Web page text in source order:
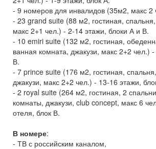
- 9 номеров для инвалидов (35м2, макс 2
- 23 grand suite (88 м2, гостиная,
макс 2+1 чел.) - 2-14 этажи, блоки А и В.
- 10 emiri suite (132 м2, гостиная,
ванная комната, джакузи, макс 2+2 чел.)
В.
- 7 prince suite (176 м2, гостиная,
джакузи, макс 2+2 чел.) - 13-16 этажи,
- 2 royal suite (264 м2, гостиная, 2
комнаты, джакузи, club concept, макс 6
отеля, блок В.
В номере:
- ТВ с российским каналом,